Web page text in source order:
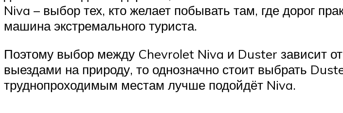
Niva – выбор тех, кто желает побывать там, где дорог
машина экстремального туриста.
Поэтому выбор между Chevrolet Niva и Duster зависит
выездами на природу, то однозначно стоит выбрать
труднопроходимым местам лучше подойдёт Niva.